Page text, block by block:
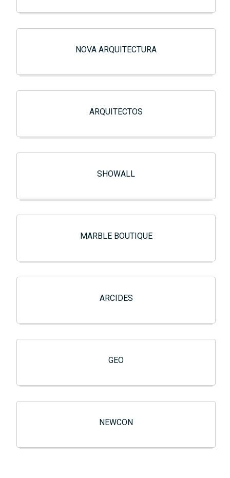
NOVA ARQUITECTURA
ARQUITECTOS
SHOWALL
MARBLE BOUTIQUE
ARCIDES
GEO
NEWCON